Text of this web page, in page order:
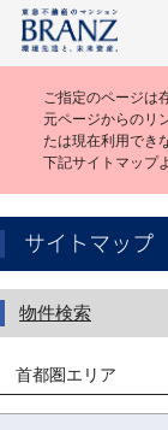
ご指定のページは
元ページからのリ
たは現在利用でき
下記サイトマップ
サイトマップ
物件検索
首都圏エリア